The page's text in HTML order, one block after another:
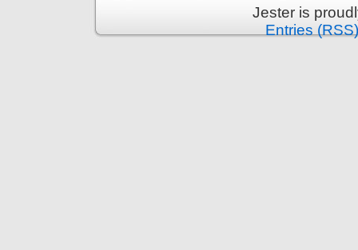
Jester is
Entries (RSS)